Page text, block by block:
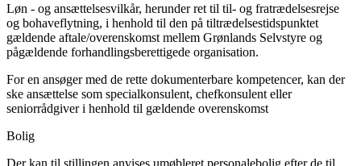
Løn - og ansættelsesvilkår, herunder ret til til- og fratrædelsesrejse
og bohaveflytning, i henhold til den på tiltrædelsestidspunktet
gældende aftale/overenskomst mellem Grønlands Selvstyre og
pågældende forhandlingsberettigede organisation.
For en ansøger med de rette dokumenterbare kompetencer, kan der
ske ansættelse som specialkonsulent, chefkonsulent eller
seniorrådgiver i henhold til gældende overenskomst
Bolig
Der kan til stillingen anvises umøbleret personalebolig efter de til